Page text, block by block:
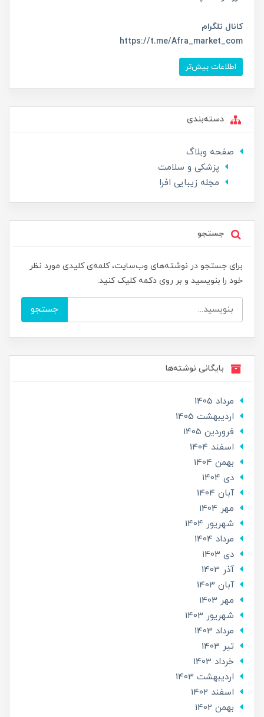
کانال تلگرام
https://t.me/Afra_market_com
اطلاعات بیش‌تر
دسته‌بندی
صفحه وبلاگ
پزشکی و سلامت
مجله زیبایی افرا
جستجو
برای جستجو در نوشته‌های وب‌سایت، کلمه‌ی کلیدی مورد نظر
خود را بنویسید و بر روی دکمه کلیک کنید.
جستجو
بایگانی نوشته‌ها
مرداد 1405
ارديبهشت 1405
فروردین 1405
اسفند 1404
بهمن 1404
دی 1404
آبان 1404
مهر 1404
شهریور 1404
مرداد 1404
دی 1403
آذر 1403
آبان 1403
مهر 1403
شهریور 1403
مرداد 1403
تير 1403
خرداد 1403
ارديبهشت 1403
اسفند 1402
بهمن 1402